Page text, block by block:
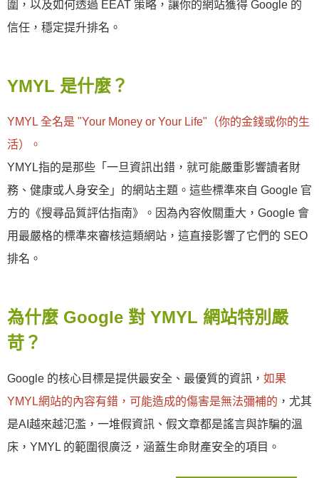
圍，以及如何透過 EEAT 策略，讓你的網站獲得 Google 的
信任，穩定提升排名。
YMYL 是什麼？
YMYL 全名是 "Your Money or Your Life"（你的金錢或你的生
活）。
YMYL指的是那些「一旦資訊出錯，就可能嚴重影響讀者財
務、健康或人身安全」的網站主題。這些標準來自 Google 官
方的《搜尋品質評估指南》。因為內容攸關重大，Google 會
用最嚴格的標準來審核這類網站，這直接影響了它們的 SEO
排名。
為什麼 Google 對 YMYL 網站特別嚴
苛？
Google 的核心目標是提供最安全、最優質的資訊， 如果
YMYL網站的內容有錯，可能造成的傷害是無法彌補的 ，尤其
是AI越來越氾濫，一堆假資訊、假文章都是謠言與詐騙的溫
床，YMYL 的範圍很廣泛，涵蓋生命財產安全的項目。